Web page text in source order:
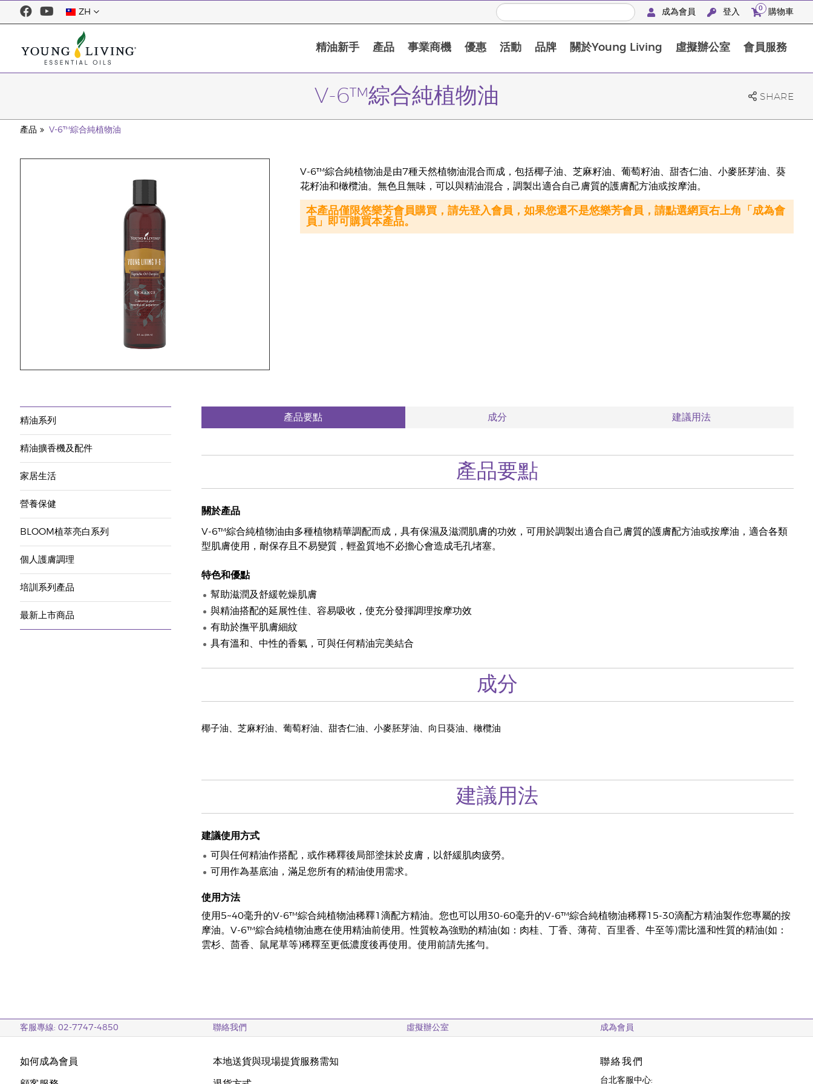
ZH 成為會員 登入 0 購物車
精油新手 產品 事業商機 優惠 活動 品牌 關於Young Living 虛擬辦公室 會員服務
V-6™綜合純植物油 SHARE
產品 V-6™綜合純植物油
V-6™綜合純植物油是由7種天然植物油混合而成，包括椰子油、芝麻籽油、葡萄籽油、甜杏仁油、小麥胚芽油、葵
花籽油和橄欖油。無色且無味，可以與精油混合，調製出適合自己膚質的護膚配方油或按摩油。
本產品僅限悠樂芳會員購買，請先登入會員，如果您還不是悠樂芳會員，請點選網頁右上角「成為會
員」即可購買本產品。
精油系列
精油擴香機及配件
家居生活
營養保健
BLOOM植萃亮白系列
個人護膚調理
培訓系列產品
最新上市商品
產品要點 成分 建議用法
產品要點
關於產品
V-6™綜合純植物油由多種植物精華調配而成，具有保濕及滋潤肌膚的功效，可用於調製出適合自己膚質的護膚配方油或按摩油，適合各類
型肌膚使用，耐保存且不易變質，輕盈質地不必擔心會造成毛孔堵塞。
特色和優點
幫助滋潤及舒緩乾燥肌膚
與精油搭配的延展性佳、容易吸收，使充分發揮調理按摩功效
有助於撫平肌膚細紋
具有溫和、中性的香氣，可與任何精油完美結合
成分
椰子油、芝麻籽油、葡萄籽油、甜杏仁油、小麥胚芽油、向日葵油、橄欖油
建議用法
建議使用方式
可與任何精油作搭配，或作稀釋後局部塗抹於皮膚，以舒緩肌肉疲勞。
可用作為基底油，滿足您所有的精油使用需求。
使用方法
使用5~40毫升的V-6™綜合純植物油稀釋1滴配方精油。您也可以用30-60毫升的V-6™綜合純植物油稀釋15-30滴配方精油製作您專屬的按
摩油。V-6™綜合純植物油應在使用精油前使用。性質較為強勁的精油(如：肉桂、丁香、薄荷、百里香、牛至等)需比溫和性質的精油(如：
雲杉、茴香、鼠尾草等)稀釋至更低濃度後再使用。使用前請先搖勻。
客服專線: 02-7747-4850 聯絡我們 虛擬辦公室 成為會員
如何成為會員 本地送貨與現場提貨服務需知 聯絡我們
台北客服中心: